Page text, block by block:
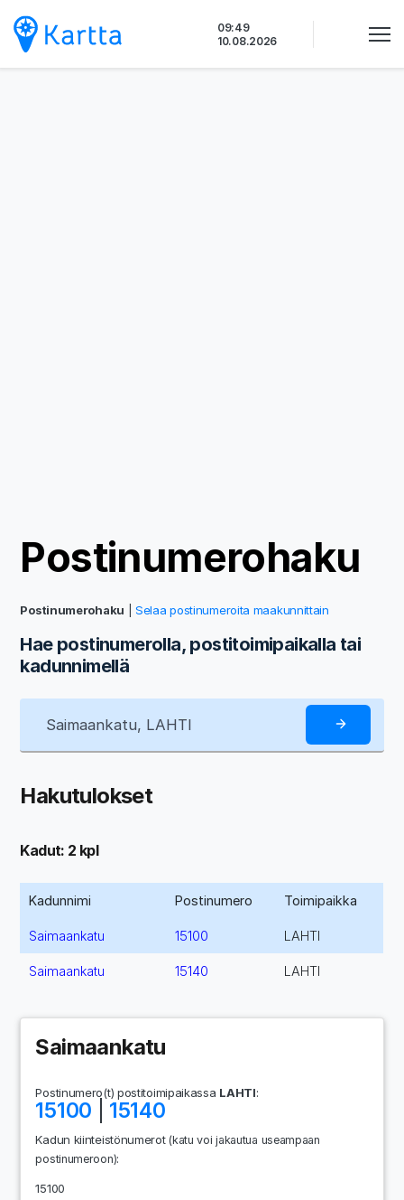
sisältöön
09:49
10.08.2026
Postinumerohaku
Postinumerohaku |Selaa postinumeroita maakunnittain
Hae postinumerolla, postitoimipaikalla tai
kadunnimellä
Hakutulokset
Kadut: 2 kpl
Kadunnimi Postinumero Toimipaikka
Saimaankatu 15100 LAHTI
Saimaankatu 15140 LAHTI
Saimaankatu
Postinumero(t) postitoimipaikassa LAHTI:
15100 15140
Kadun kiinteistönumerot(katu voi jakautua useampaan
postinumeroon):
15100